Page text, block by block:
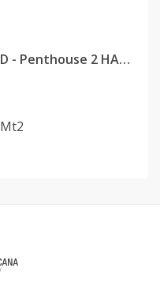
CANA ROCK - OPORTUNIDAD - Penthouse 2 HABITACIONES, CANA BAY, PUNTA CANA, HORD ROCK.
Mt2